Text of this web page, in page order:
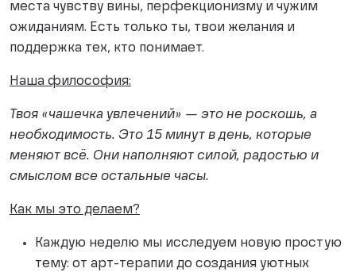
места чувству вины, перфекционизму и чужим
ожиданиям. Есть только ты, твои желания и
поддержка тех, кто понимает.
Наша философия:
Твоя «чашечка увлечений» — это не роскошь, а
необходимость. Это 15 минут в день, которые
меняют всё. Они наполняют силой, радостью и
смыслом все остальные часы.
Как мы это делаем?
Каждую неделю мы исследуем новую простую
тему: от арт-терапии до создания уютных